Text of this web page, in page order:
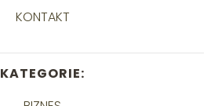
KONTAKT
KATEGORIE: